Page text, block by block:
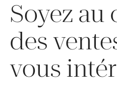
Soyez au
des
vous